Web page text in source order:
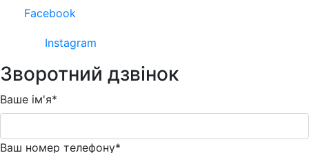
Facebook
Instagram
Зворотний дзвінок
Ваше ім'я*
Ваш номер телефону*